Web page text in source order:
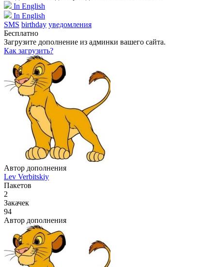
In English
In English
SMS birthday уведомления
Бесплатно
Загрузите дополнение из админки вашего сайта.
Как загрузить?
Автор дополнения
Lev Verbitskiy
Пакетов
2
Закачек
94
Автор дополнения